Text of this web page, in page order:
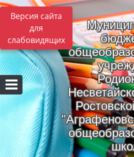
Версия сайта
для
слабовидящих